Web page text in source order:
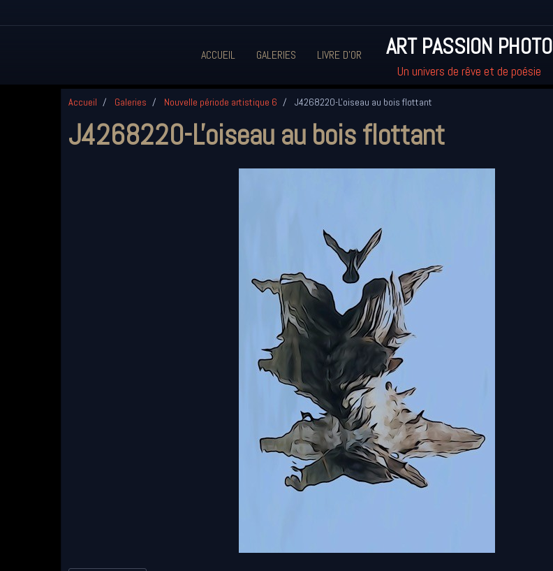
ACCUEIL GALERIES LIVRE D'OR ART PASSION PHOTO
Un univers de rêve et de poésie
Accueil Galeries Nouvelle période artistique 6 J4268220-L'oiseau au bois flottant
J4268220-L'oiseau au bois flottant